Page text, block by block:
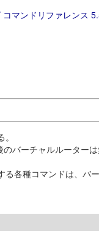
マンドリファレンス
バーチャルルーター
各種コマンドは、バ